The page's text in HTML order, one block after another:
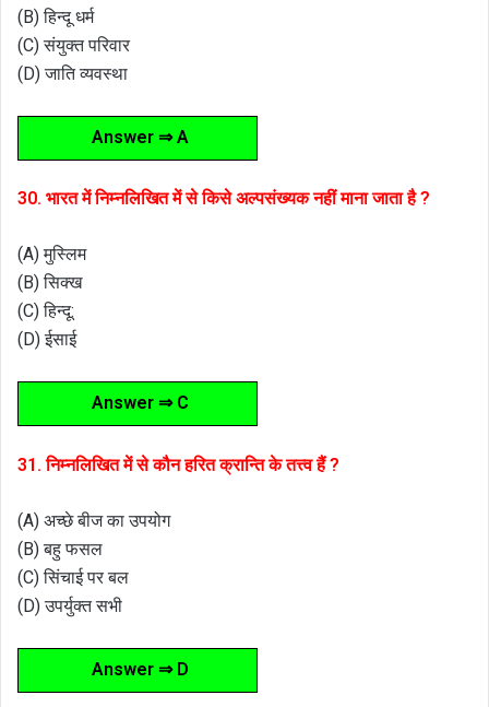
(B) हिन्दू धर्म
(C) संयुक्त परिवार
(D) जाति व्यवस्था
Answer ⇒ A
30. भारत में निम्नलिखित में से किसे अल्पसंख्यक नहीं माना जाता है ?
(A) मुस्लिम
(B) सिक्ख
(C) हिन्दू:
(D) ईसाई
Answer ⇒ C
31. निम्नलिखित में से कौन हरित क्रान्ति के तत्त्व हैं ?
(A) अच्छे बीज का उपयोग
(B) बहु फसल
(C) सिंचाई पर बल
(D) उपर्युक्त सभी
Answer ⇒ D